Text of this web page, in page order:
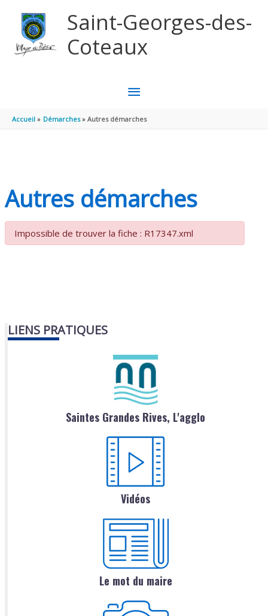
Saint-Georges-des-
Coteaux
MENU
PRINCIPAL
Accueil Démarches Autres démarches
Autres démarches
Impossible de trouver la fiche : R17347.xml
LIENS PRATIQUES
Saintes Grandes Rives, L'agglo
Vidéos
Le mot du maire